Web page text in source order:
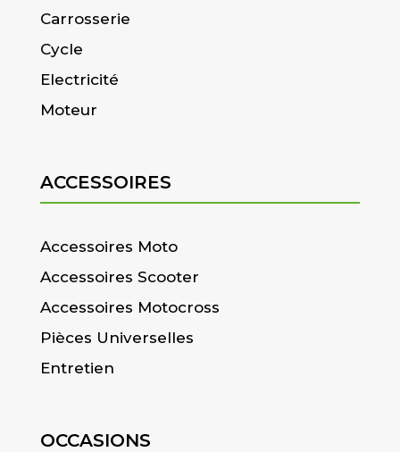
Carrosserie
Cycle
Electricité
Moteur
ACCESSOIRES
Accessoires Moto
Accessoires Scooter
Accessoires Motocross
Pièces Universelles
Entretien
OCCASIONS